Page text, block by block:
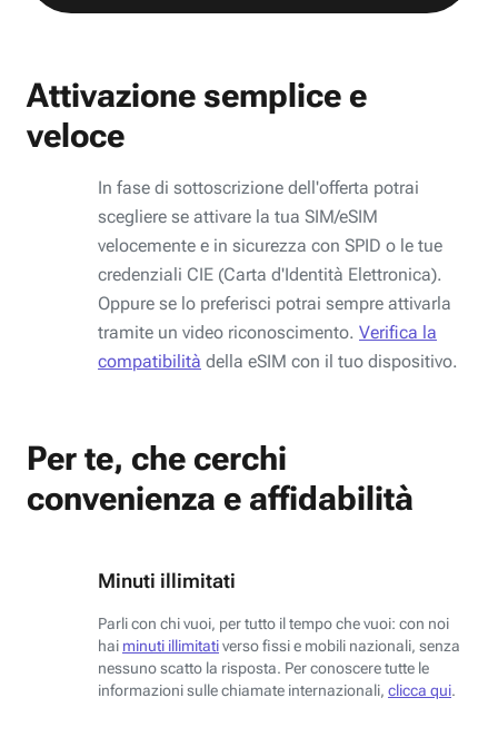
Attivazione semplice e
veloce
In fase di sottoscrizione dell'offerta potrai
scegliere se attivare la tua SIM/eSIM
velocemente e in sicurezza con SPID o le tue
credenziali CIE (Carta d'Identità Elettronica).
Oppure se lo preferisci potrai sempre attivarla
tramite un video riconoscimento. Verifica la
compatibilità della eSIM con il tuo dispositivo.
Per te, che cerchi
convenienza e affidabilità
Minuti illimitati
Parli con chi vuoi, per tutto il tempo che vuoi: con noi
hai minuti illimitativerso fissi e mobili nazionali, senza
nessuno scatto la risposta. Per conoscere tutte le
informazioni sulle chiamate internazionali, clicca qui.